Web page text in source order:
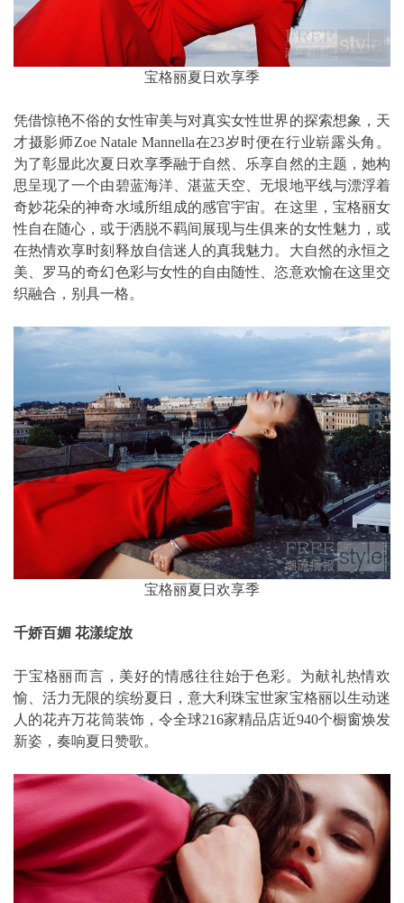
宝格丽夏日欢享季
凭借惊艳不俗的女性审美与对真实女性世界的探索想象，天
才摄影师Zoe Natale Mannella在23岁时便在行业崭露头角。
为了彰显此次夏日欢享季融于自然、乐享自然的主题，她构
思呈现了一个由碧蓝海洋、湛蓝天空、无垠地平线与漂浮着
奇妙花朵的神奇水域所组成的感官宇宙。在这里，宝格丽女
性自在随心，或于洒脱不羁间展现与生俱来的女性魅力，或
在热情欢享时刻释放自信迷人的真我魅力。大自然的永恒之
美、罗马的奇幻色彩与女性的自由随性、恣意欢愉在这里交
织融合，别具一格。
宝格丽夏日欢享季
千娇百媚 花漾绽放
于宝格丽而言，美好的情感往往始于色彩。为献礼热情欢
愉、活力无限的缤纷夏日，意大利珠宝世家宝格丽以生动迷
人的花卉万花筒装饰，令全球216家精品店近940个橱窗焕发
新姿，奏响夏日赞歌。